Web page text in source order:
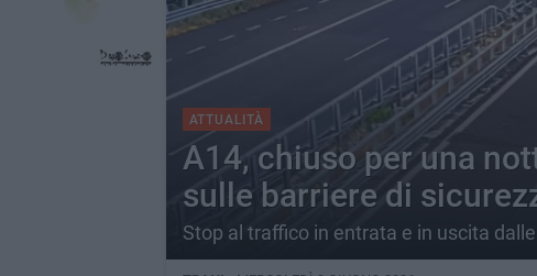
ATTUALITÀ
A14, chiuso per una
sulle barriere di
Stop al traffico in entrata e in uscita